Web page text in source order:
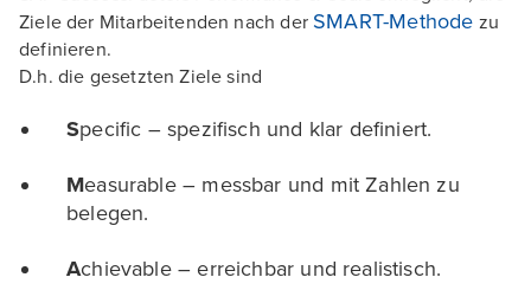
Ziele der Mitarbeitenden nach der SMART-Methode zu
definieren.
D.h. die gesetzten Ziele sind
Specific – spezifisch und klar definiert.
Measurable – messbar und mit Zahlen zu
belegen.
Achievable – erreichbar und realistisch.